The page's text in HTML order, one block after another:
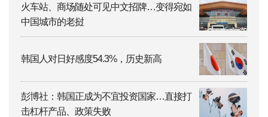
火车站、商场随处可见中文招牌…变得宛如
中国城市的老挝
韩国人对日好感度54.3%，历史新高
彭博社：韩国正成为不宜投资国家…直接打
击杠杆产品、政策失败